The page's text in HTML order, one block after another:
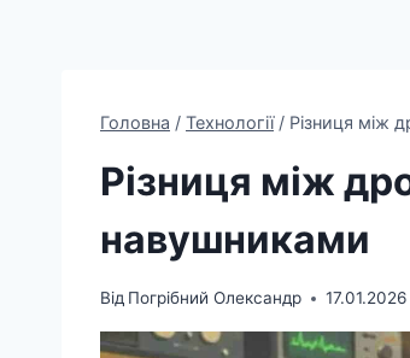
Головна / Технології / Різниця між
Різниця між
навушниками
Від Погрібний Олександр 17.01.2026